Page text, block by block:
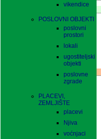
vikendice
POSLOVNI OBJEKTI
poslovni
prostori
lokali
ugostiteljski
objekti
poslovne
zgrade
PLACEVI,
ZEMLJIŠTE
placevi
Njiva
voćnjaci